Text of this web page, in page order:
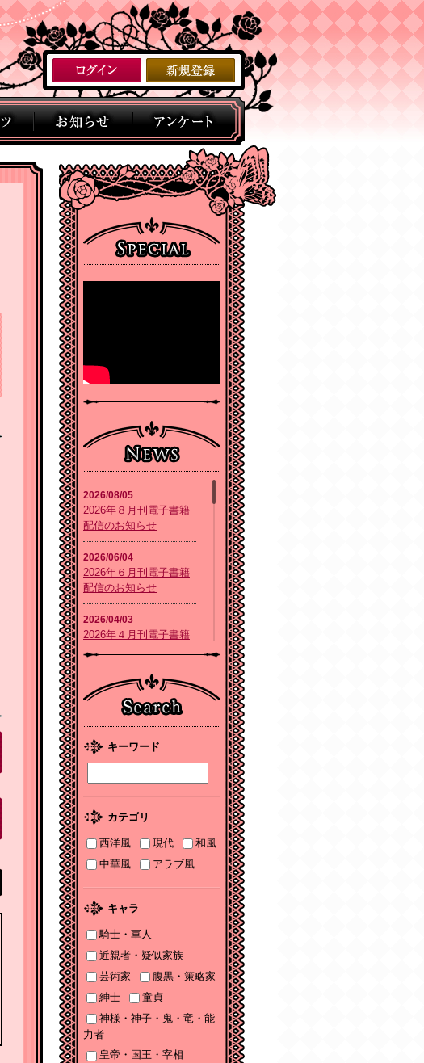
2026/08/05
2026年８月刊電子書籍
配信のお知らせ
2026/06/04
2026年６月刊電子書籍
配信のお知らせ
2026/04/03
2026年４月刊電子書籍
配信のお知らせ
2026/02/05
2026年２月刊電子書籍
配信のお知らせ
2026/01/08
2025年12月刊電子書籍
配信のお知らせ
2025/12/04
りかけましたがヤンデ
レ実業家の愛され妻に
なりました』お詫びと
2025/11/21
書泉2025年TLフェア
Sonyaコミックス参加
サイン色紙ちらっと見
せ♡
キーワード
カテゴリ
西洋風 現代
和風
中華風
アラブ風
キャラ
騎士・軍人
近親者・疑似家族
芸術家
腹黒・策略家
紳士
童貞
神様・神子・鬼・竜・能
力者
皇帝・国王・宰相